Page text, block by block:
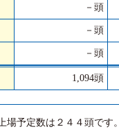
－頭
－頭
－頭
1,094頭
場予定数は２４４頭です。